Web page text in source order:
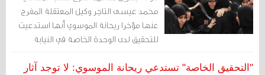
محمد عيسى التاجر وكيل المعتقلة المفرج
عنها مؤخرا ريحانة الموسوي أنها استدعيت
للتحقيق لدى الوحدة الخاصة في النيابة
العامة صباح اليوم (الثلاثاء 10 مايو/ أيار 2016).
"التحقيق الخاصة" تستدعي ريحانة الموسوي: لا توجد آثار